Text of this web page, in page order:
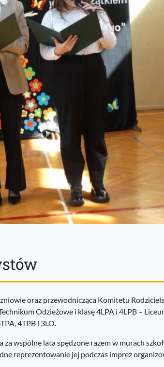
oraz przewodnicząca Komitetu
Odzieżowe i klasę 4LPA i 4LPB –
4TPB i 3LO.
wspólne lata spędzone razem w murach
reprezentowanie jej podczas imprez